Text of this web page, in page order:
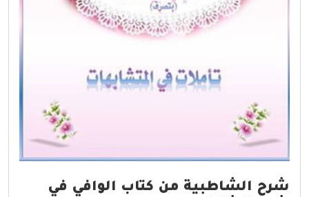
شرح الشاطبية من كتاب الوافي في